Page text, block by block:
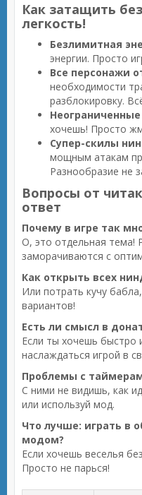
Как затащить
легкость!
Безлимитная
энергии. Просто
Все персонажи
необходимости
разблокировку.
хочешь! Просто
Супер-скилы
мощным атакам
Разнообразие не
Вопросы от
ответ
Почему в игре так
О, это отдельная тема!
заморачиваются с
Как открыть всех
Или потрать кучу
вариантов!
Есть ли смысл в
Если ты хочешь быстро
наслаждаться игрой в
Проблемы с
С ними не видишь, как
или используй мод.
Что лучше: играть в
модом?
Если хочешь веселья
Просто не парься!